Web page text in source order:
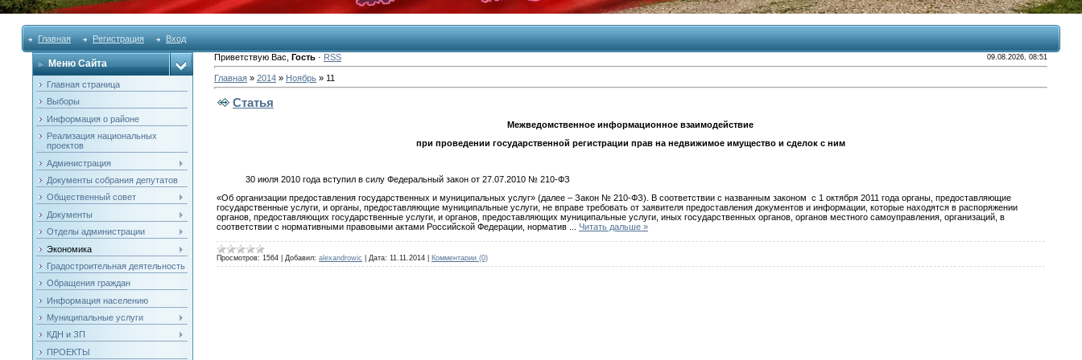
Главная Регистрация Вход
Меню Сайта
Главная страница
Выборы
Информация о районе
Реализация национальных
проектов
Администрация
Документы собрания депутатов
Общественный совет
Документы
Отделы администрации
Экономика
Градостроительная деятельность
Обращения граждан
Информация населению
Муниципальные услуги
КДН и ЗП
ПРОЕКТЫ
Приветствую Вас Гость· RSS 09.08.2026, 08:51
Главная» 2014 » Ноябрь » 11
Статья
Межведомственное информационное взаимодействие
при проведении государственной регистрации прав на недвижимое имущество и сделок с ним
30 июля 2010 года вступил в силу Федеральный закон от 27.07.2010 № 210-ФЗ
«Об организации предоставления государственных и муниципальных услуг» (далее – Закон № 210-ФЗ). В соответствии с названным законом с 1 октября 2011 года органы, предоставляющие
государственные услуги, и органы, предоставляющие муниципальные услуги, не вправе требовать от заявителя предоставления документов и информации, которые находятся в распоряжении
органов, предоставляющих государственные услуги, и органов, предоставляющих муниципальные услуги, иных государственных органов, органов местного самоуправления, организаций, в
соответствии с нормативными правовыми актами Российской Федерации, норматив
Читать дальше »
Просмотров: 1564 Добавил: alexandrowic Дата: 11.11.2014 Комментарии (0)